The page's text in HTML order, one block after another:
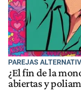
PAREJAS
¿El fin de la
abiertas y